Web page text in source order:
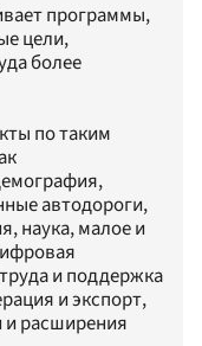
программы,
цели,
более
по таким
автодороги,
наука, малое и
и поддержка
и экспорт,
расширения